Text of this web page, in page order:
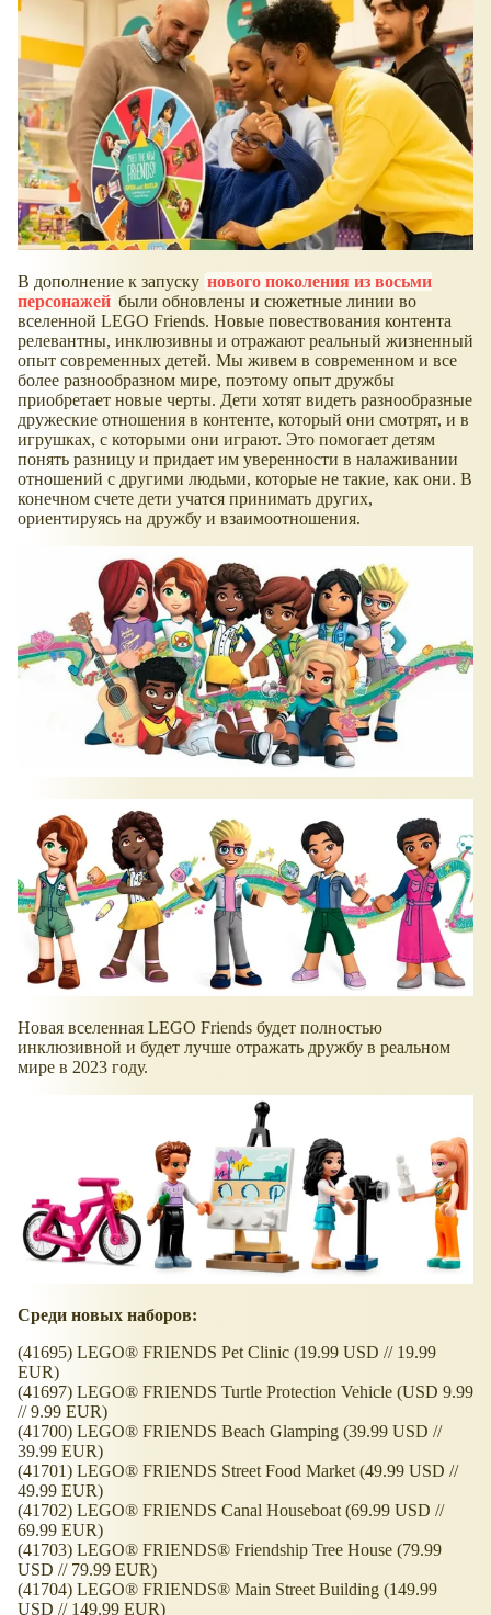
В дополнение к запуску нового поколения из восьми
персонажей были обновлены и сюжетные линии во
вселенной LEGO Friends. Новые повествования контента
релевантны, инклюзивны и отражают реальный жизненный
опыт современных детей. Мы живем в современном и все
более разнообразном мире, поэтому опыт дружбы
приобретает новые черты. Дети хотят видеть разнообразные
дружеские отношения в контенте, который они смотрят, и в
игрушках, с которыми они играют. Это помогает детям
понять разницу и придает им уверенности в налаживании
отношений с другими людьми, которые не такие, как они. В
конечном счете дети учатся принимать других,
ориентируясь на дружбу и взаимоотношения.
Новая вселенная LEGO Friends будет полностью
инклюзивной и будет лучше отражать дружбу в реальном
мире в 2023 году.
Среди новых наборов:
(41695) LEGO® FRIENDS Pet Clinic (19.99 USD // 19.99
EUR)
(41697) LEGO® FRIENDS Turtle Protection Vehicle (USD 9.99
// 9.99 EUR)
(41700) LEGO® FRIENDS Beach Glamping (39.99 USD //
39.99 EUR)
(41701) LEGO® FRIENDS Street Food Market (49.99 USD //
49.99 EUR)
(41702) LEGO® FRIENDS Canal Houseboat (69.99 USD //
69.99 EUR)
(41703) LEGO® FRIENDS® Friendship Tree House (79.99
USD // 79.99 EUR)
(41704) LEGO® FRIENDS® Main Street Building (149.99
USD // 149.99 EUR)